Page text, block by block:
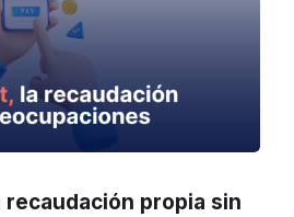
recaudación propia sin